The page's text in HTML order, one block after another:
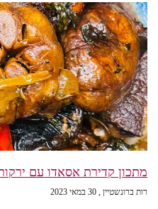
מתכון קדירת אסאדו עם
רות ברונשטיין 30 במאי 2023